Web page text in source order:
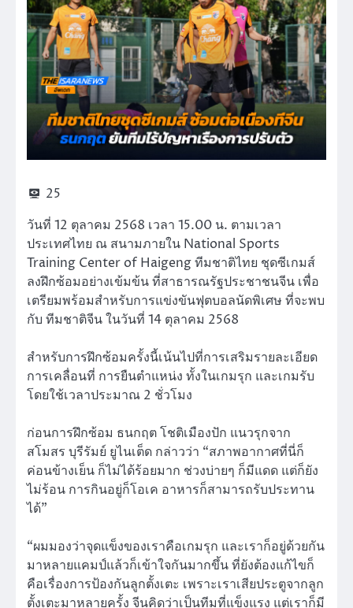
25
วันที่ 12 ตุลาคม 2568 เวลา 15.00 น. ตามเวลา
ประเทศไทย ณ สนามภายใน National Sports
Training Center of Haigeng ทีมชาติไทย ชุดซีเกมส์
ลงฝึกซ้อมอย่างเข้มข้น ที่สาธารณรัฐประชาชนจีน เพื่อ
เตรียมพร้อมสำหรับการแข่งขันฟุตบอลนัดพิเศษ ที่จะพบ
กับ ทีมชาติจีน ในวันที่ 14 ตุลาคม 2568
สำหรับการฝึกซ้อมครั้งนี้เน้นไปที่การเสริมรายละเอียด
การเคลื่อนที่ การยืนตำแหน่ง ทั้งในเกมรุก และเกมรับ
โดยใช้เวลาประมาณ 2 ชั่วโมง
ก่อนการฝึกซ้อม ธนกฤต โชติเมืองปัก แนวรุกจาก
สโมสร บุรีรัมย์ ยูไนเต็ด กล่าวว่า “สภาพอากาศที่นี่ก็
ค่อนข้างเย็น ก็ไม่ได้ร้อยมาก ช่วงบ่ายๆ ก็มีแดด แต่ก็ยัง
ไม่ร้อน การกินอยู่ก็โอเค อาหารก็สามารถรับประทาน
ได้”
“ผมมองว่าจุดแข็งของเราคือเกมรุก และเราก็อยู่ด้วยกัน
มาหลายแคมป์แล้วก็เข้าใจกันมากขึ้น ที่ยังต้องแก้ไขก็
คือเรื่องการป้องกันลูกตั้งเตะ เพราะเราเสียประตูจากลูก
ตั้งเตะมาหลายครั้ง จีนคิดว่าเป็นทีมที่แข็งแรง แต่เราก็มี